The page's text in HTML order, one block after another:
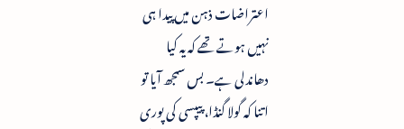
اعتراضات ذہن میں پیدا ہی
نہیں ہوتے تھے کہ یہ کیا
دھاندلی ہے۔ بس سمجھ آیا تو
اتنا کہ گولا گنڈا، پیپسی کی پوری